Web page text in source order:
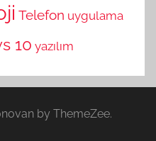
Telefon uygulama
10 yazılım
by ThemeZee.